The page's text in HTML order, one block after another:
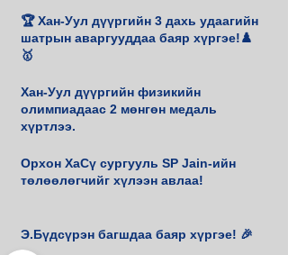
🏆 Хан-Уул дүүргийн 3 дахь удаагийн
шатрын аваргууддаа баяр хүргэе!♟️
🥇
Хан-Уул дүүргийн физикийн
олимпиадаас 2 мөнгөн медаль
хүртлээ.
Орхон ХаСү сургууль SP Jain-ийн
төлөөлөгчийг хүлээн авлаа!
Э.Бүдсүрэн багшдаа баяр хүргэе! 🎉